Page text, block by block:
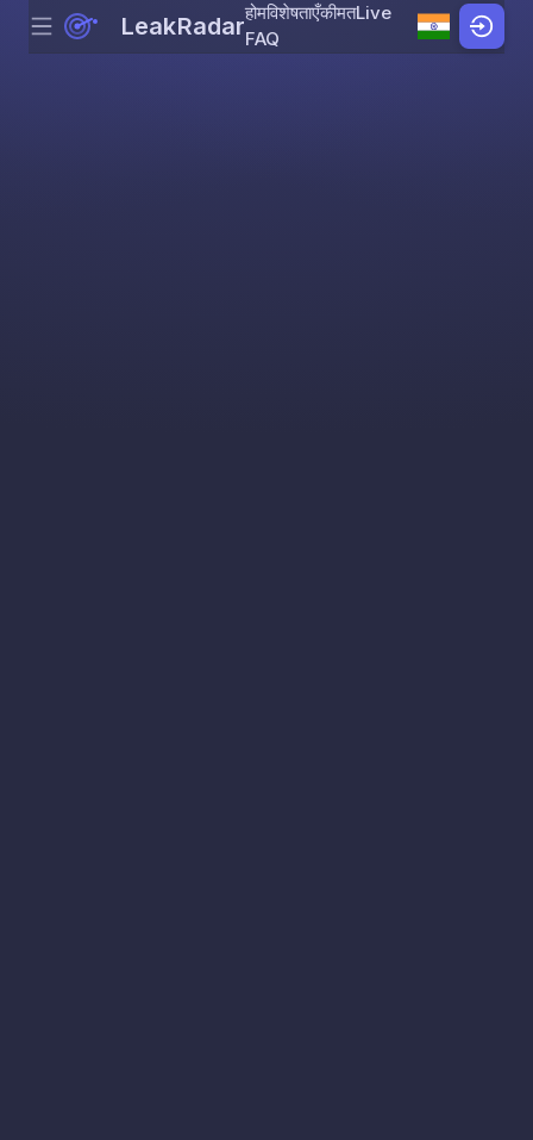
Skip to content
Menu LeakRadarहोमविशेषताएँकीमतLive
FAQ